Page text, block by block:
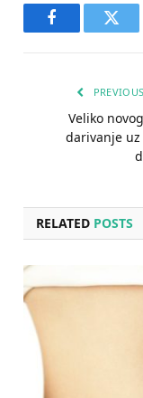
Facebook
Veliko
darivanje uz
RELATED POSTS